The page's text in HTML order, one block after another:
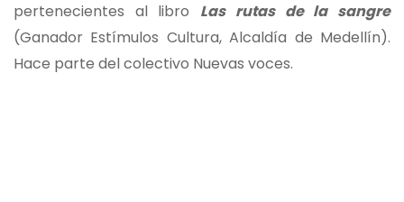
pertenecientes al libro Las rutas de la sangre
(Ganador Estímulos Cultura, Alcaldía de Medellín).
Hace parte del colectivo Nuevas voces.